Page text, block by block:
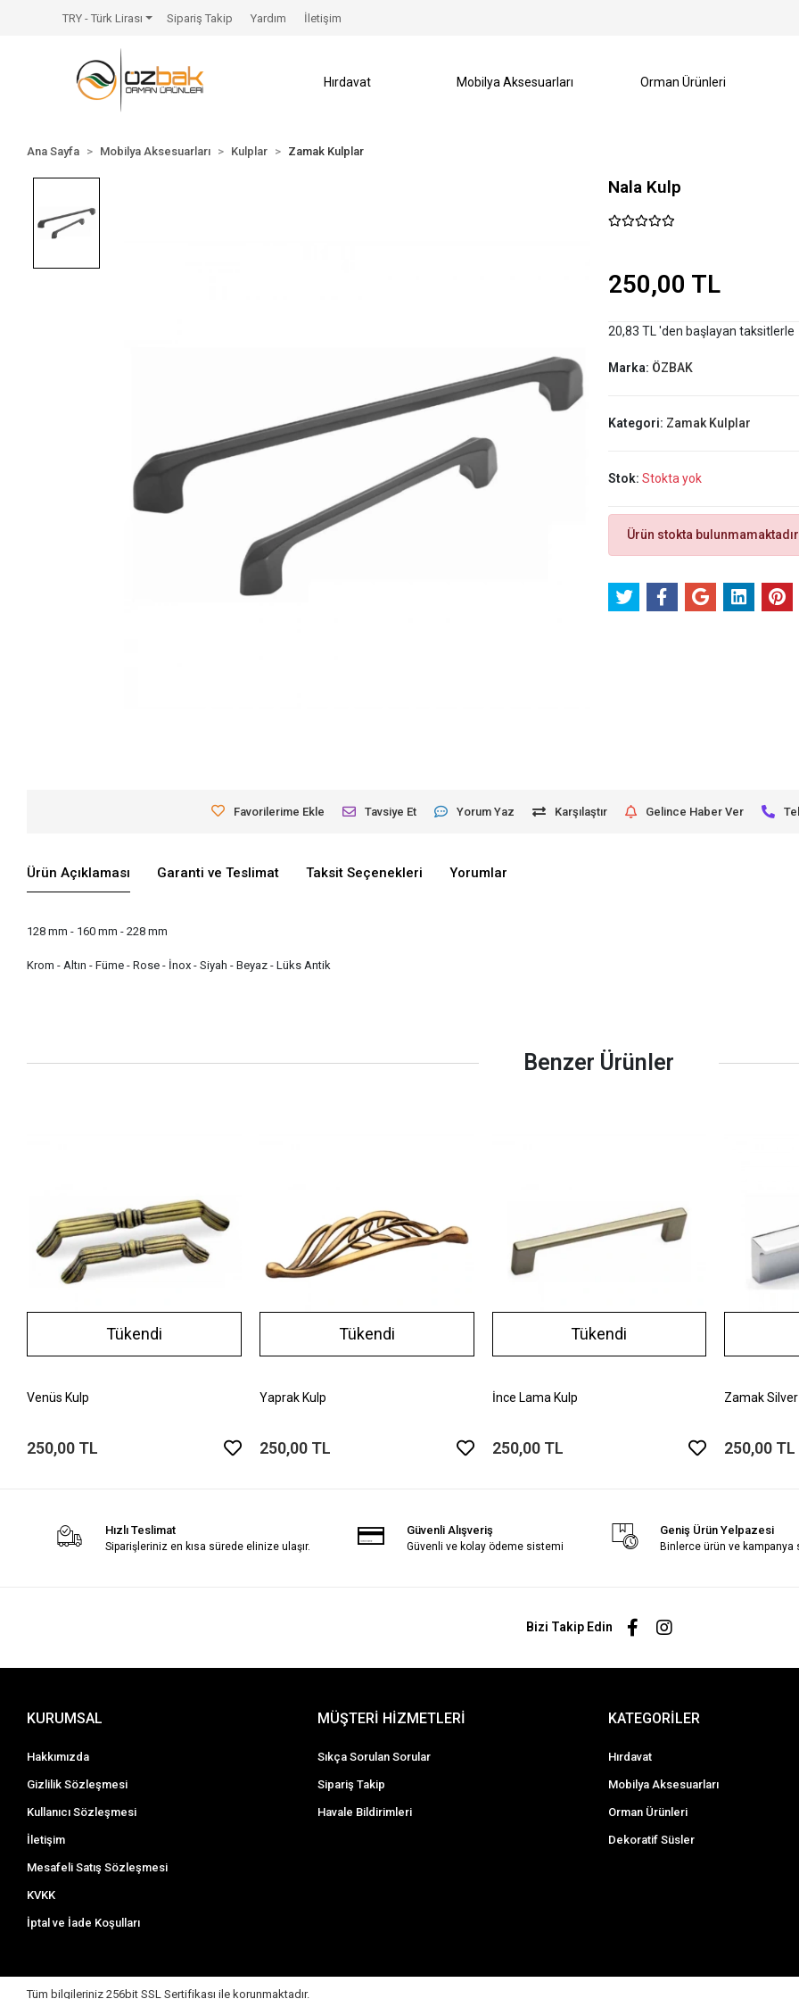
TRY - Türk Lirası Sipariş Takip Yardım İletişim
Hırdavat Mobilya Aksesuarları Orman Ürünleri
Ana Sayfa Mobilya Aksesuarları Kulplar Zamak Kulplar
Nala Kulp
250,00 TL
20,83 TL 'den başlayan taksitlerle
Marka: ÖZBAK
Kategori: Zamak Kulplar
Stok: Stokta yok
Ürün stokta
Favorilerime Ekle Tavsiye Et Yorum Yaz Karşılaştır Gelince Haber Ver
Ürün Açıklaması Garanti ve Teslimat Taksit Seçenekleri Yorumlar
128 mm - 160 mm - 228 mm
Krom - Altın - Füme - Rose - İnox - Siyah - Beyaz - Lüks Antik
Benzer Ürünler
Tükendi
Venüs Kulp
250,00 TL
Tükendi
Yaprak Kulp
250,00 TL
Tükendi
İnce Lama Kulp
250,00 TL
Zamak
250,00 TL
Hızlı Teslimat
Siparişleriniz en kısa sürede elinize ulaşır.
Güvenli Alışveriş
Güvenli ve kolay ödeme sistemi
Geniş Ürün Yelpazesi
Binlerce ürün ve kampanya
Bizi Takip Edin
KURUMSAL
Hakkımızda
Gizlilik Sözleşmesi
Kullanıcı Sözleşmesi
İletişim
Mesafeli Satış Sözleşmesi
KVKK
İptal ve İade Koşulları
MÜŞTERİ HİZMETLERİ
Sıkça Sorulan Sorular
Sipariş Takip
Havale Bildirimleri
KATEGORİLER
Hırdavat
Mobilya Aksesuarları
Orman Ürünleri
Dekoratif Süsler
Tüm bilgileriniz 256bit SSL Sertifikası ile korunmaktadır.